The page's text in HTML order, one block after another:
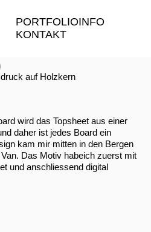
PORTFOLIOINFO
KONTAKT
PRIMA
auf Holzkern
wird das Topsheet aus einer
daher ist jedes Board ein
kam mir mitten in den Bergen
Das Motiv habeich zuerst mit
und anschliessend digital